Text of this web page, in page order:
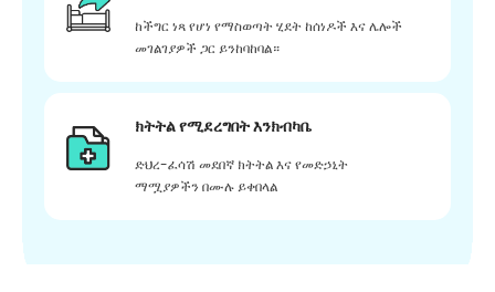
ከችግር ነጻ የሆነ የማስወጣት ሂደት ከሰነዶች እና ሌሎች
መገልገያዎች ጋር ይንከባከባል።
ክትትል የሚደረግበት እንክብካቤ
ድህረ-ፈሳሽ መደበኛ ክትትል እና የመድኃኒት
ማሟያዎችን በሙሉ ይቀበላል